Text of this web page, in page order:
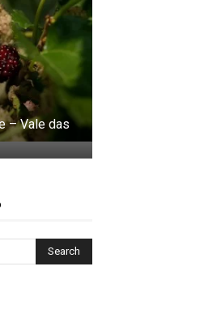
– Vale das